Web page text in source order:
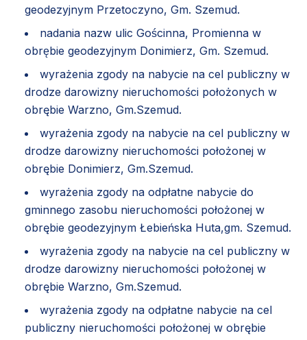
geodezyjnym Przetoczyno, Gm. Szemud.
nadania nazw ulic Gościnna, Promienna w
obrębie geodezyjnym Donimierz, Gm. Szemud.
wyrażenia zgody na nabycie na cel publiczny w
drodze darowizny nieruchomości położonych w
obrębie Warzno, Gm.Szemud.
wyrażenia zgody na nabycie na cel publiczny w
drodze darowizny nieruchomości położonej w
obrębie Donimierz, Gm.Szemud.
wyrażenia zgody na odpłatne nabycie do
gminnego zasobu nieruchomości położonej w
obrębie geodezyjnym Łebieńska Huta,gm. Szemud.
wyrażenia zgody na nabycie na cel publiczny w
drodze darowizny nieruchomości położonej w
obrębie Warzno, Gm.Szemud.
wyrażenia zgody na odpłatne nabycie na cel
publiczny nieruchomości położonej w obrębie